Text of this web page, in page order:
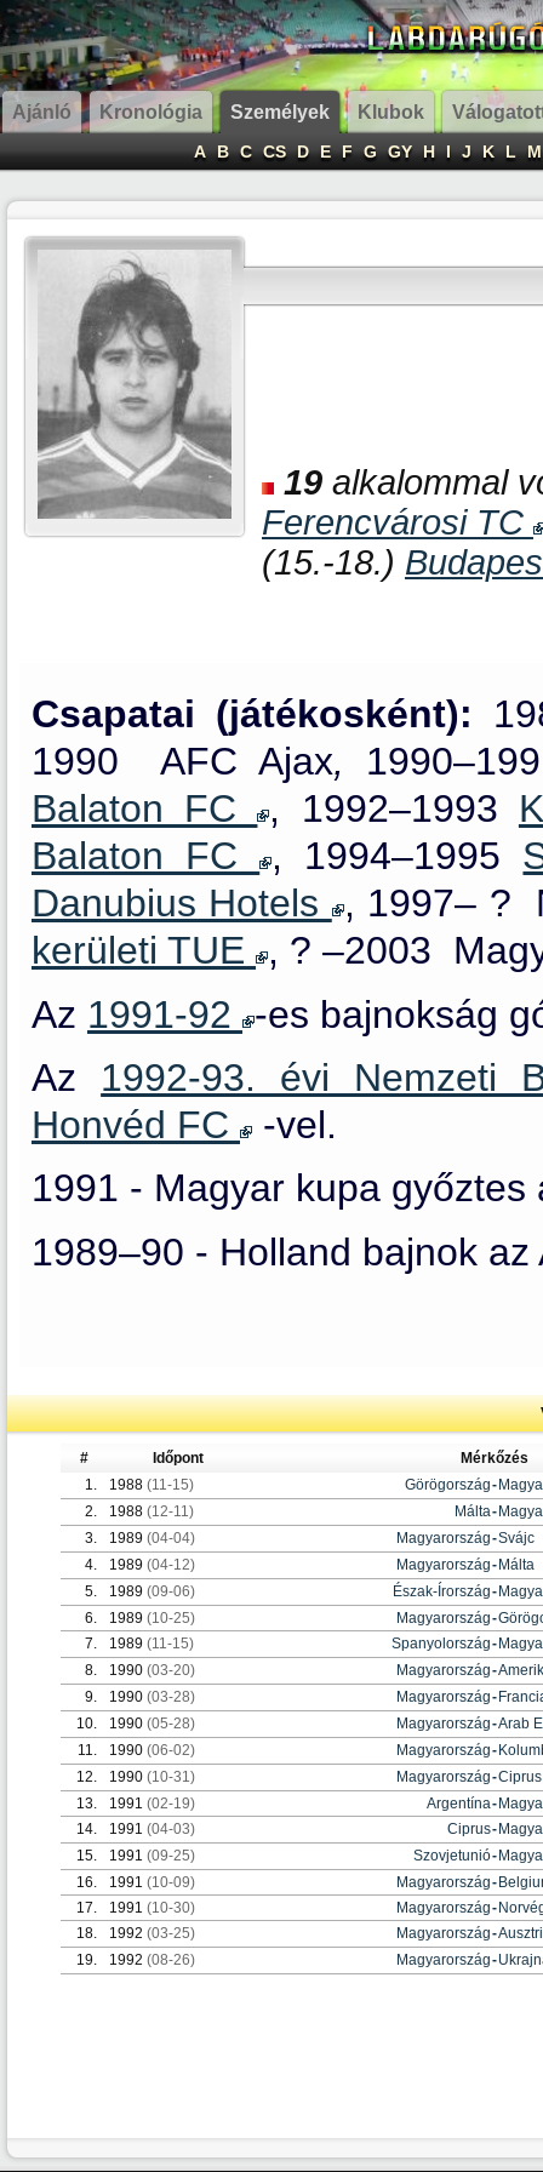
Ajánló Kronológia Személyek Klubok
A B C CS D E F G GY H I J K L M
19 alkalommal
Ferencvárosi TC
(15.-18.)
Csapatai (játékosként):
1990 AFC Ajax,
Balaton FC , 1992–1993
Balaton FC , 1994–1995
Danubius Hotels
, 1997– ?
kerületi TUE
, ? –2003
Az 1991-92 -es bajnokság
Az 1992-93. évi Nemzeti
Honvéd FC
-vel.
1991 - Magyar kupa
1989–90 - Holland bajnok
# Időpont
Mérkőzés
1.
1988 (11-15) Görögország-
2.
1988 (12-11) Málta-
3.
1989 (04-04) Magyarország-Svájc
4.
1989 (04-12) Magyarország- Málta
5.
1989 (09-06) Észak-Írország-
6.
1989 (10-25) Magyarország-
7.
1989 (11-15) Spanyolország-
8.
1990 (03-20) Magyarország-
9.
1990 (03-28) Magyarország-
10.
1990 (05-28) Magyarország-Arab
11.
1990 (06-02) Magyarország-
12.
1990 (10-31) Magyarország-Ciprus
13.
1991 (02-19) Argentína-
14.
1991 (04-03) Ciprus-
15.
1991 (09-25) Szovjetunió-
16.
1991 (10-09) Magyarország-
17.
1991 (10-30) Magyarország-
18.
1992 (03-25) Magyarország-
19.
1992 (08-26) Magyarország-